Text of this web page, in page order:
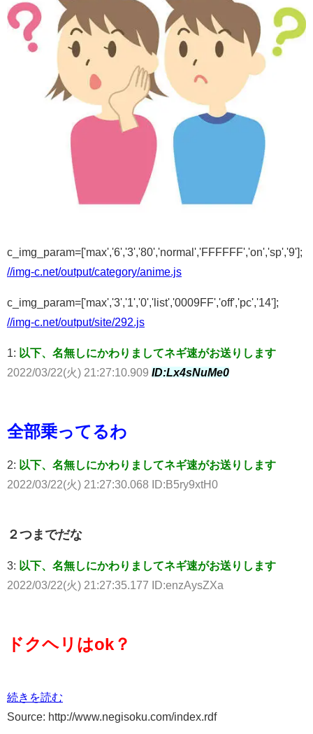
c_img_param=['max','6','3','80','normal','FFFFFF','on','sp','9'];
//img-c.net/output/category/anime.js
c_img_param=['max','3','1','0','list','0009FF','off','pc','14'];
//img-c.net/output/site/292.js
1: 以下、名無しにかわりましてネギ速がお送りします
2022/03/22(火) 21:27:10.909 ID:Lx4sNuMe0
全部乗ってるわ
2: 以下、名無しにかわりましてネギ速がお送りします
2022/03/22(火) 21:27:30.068 ID:B5ry9xtH0
２つまでだな
3: 以下、名無しにかわりましてネギ速がお送りします
2022/03/22(火) 21:27:35.177 ID:enzAysZXa
ドクヘリはok？
続きを読む
Source: http://www.negisoku.com/index.rdf